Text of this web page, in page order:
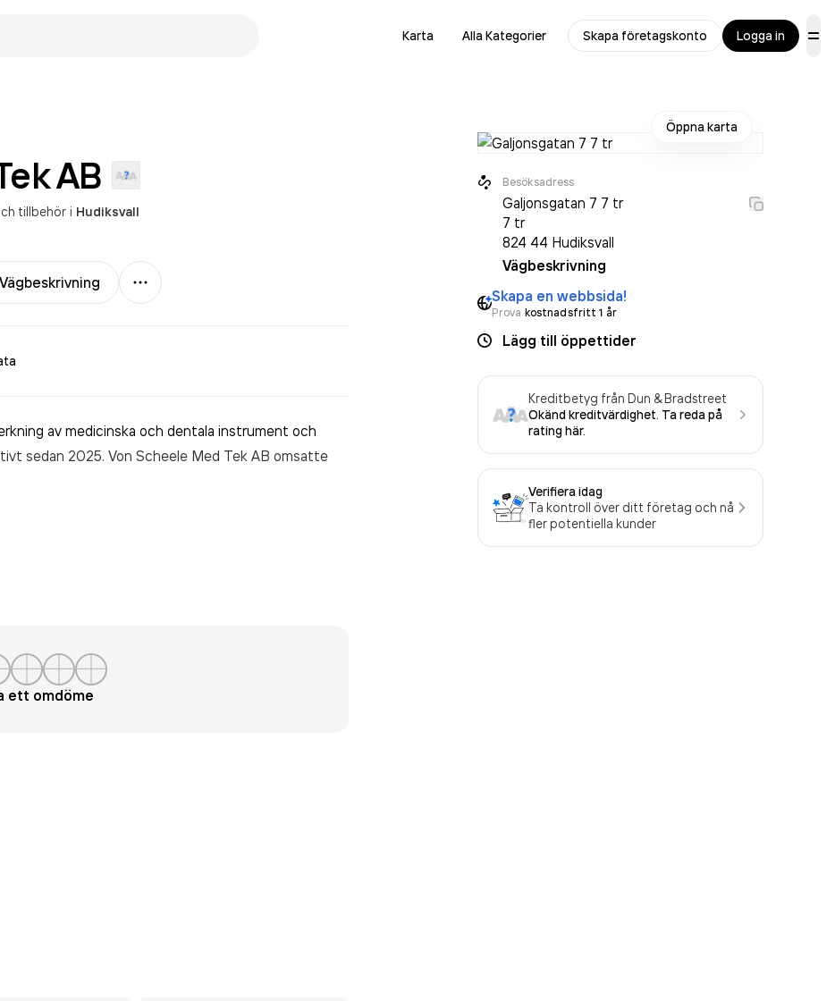
Karta Alla Kategorier Skapa företagskonto Logga in
AB
tillbehör i Hudiksvall
Vägbeskrivning
Mer
av medicinska och dentala instrument och
sedan 2025. Von Scheele Med Tek AB omsatte
ett omdöme
Öppna karta
Besöksadress
Galjonsgatan 7 7 tr
7 tr
824 44 Hudiksvall
Vägbeskrivning
Skapa en webbsida!
Prova kostnadsfritt 1 år
Lägg till öppettider
Kreditbetyg från Dun & Bradstreet
Okänd kreditvärdighet. Ta reda på
rating här.
Verifiera idag
Ta kontroll över ditt företag och nå
fler potentiella kunder